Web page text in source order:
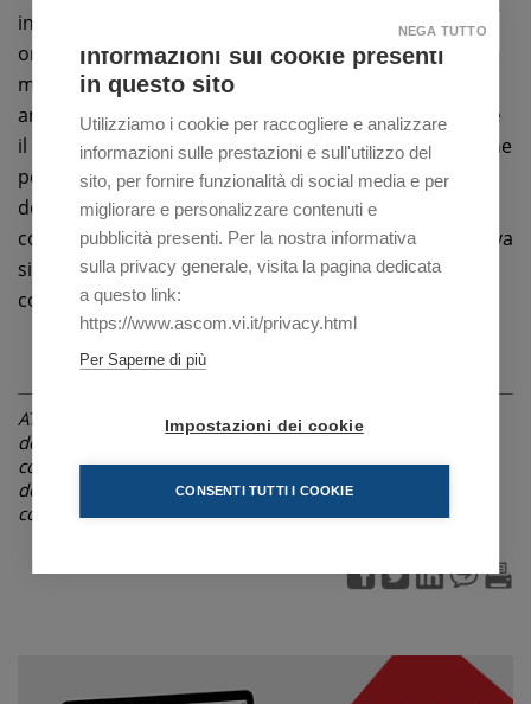
interventi possibili, perché contemperare sicurezza,
ordine ed estetica non è poi così facile. Certo qualche
modifica va fatta per non penalizzare le attività
ambulanti e per garantire maggiore sicurezza durante
il mercato: magari questa può anche essere l’occasione
per apportare dei correttivi che attenuino l’impatto
dell’intervento. Fare e disfare non è mai una buona
cosa – conclude Piccolo -: sperimentiamo questa nuova
situazione, prendendoci del tempo per valutare pro e
contro”.
ATTENZIONE: La notizia è riferita alla data di pubblicazione
dell'articolo indicata in alto, sotto il titolo. Le informazioni
contenute possono pertanto, nel corso del tempo, subire
delle variazioni non riportate in questa pagina, ma in
comunicazioni successive o non essere più attuali.
Informazioni sui cookie presenti
in questo sito
Utilizziamo i cookie per raccogliere e analizzare
informazioni sulle prestazioni e sull'utilizzo del
sito, per fornire funzionalità di social media e per
migliorare e personalizzare contenuti e
pubblicità presenti. Per la nostra informativa
sulla privacy generale, visita la pagina dedicata
a questo link:
https://www.ascom.vi.it/privacy.html
Per Saperne di più
Impostazioni dei cookie
NEGA TUTTO
CONSENTI TUTTI I COOKIE